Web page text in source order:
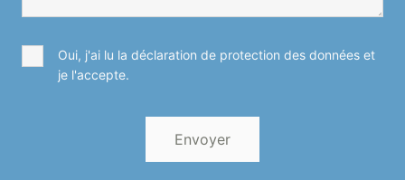
Oui, j'ai lu la déclaration de protection des données et
je l'accepte.